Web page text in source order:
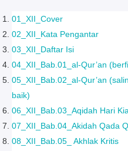
01_XII_Cover
02_XII_Kata Pengantar
03_XII_Daftar Isi
04_XII_Bab.01_al-Qur’an
05_XII_Bab.02_al-Qur’an
baik)
06_XII_Bab.03_Aqidah Hari
07_XII_Bab.04_Akidah Qada
08_XII_Bab.05_ Akhlak Kritis